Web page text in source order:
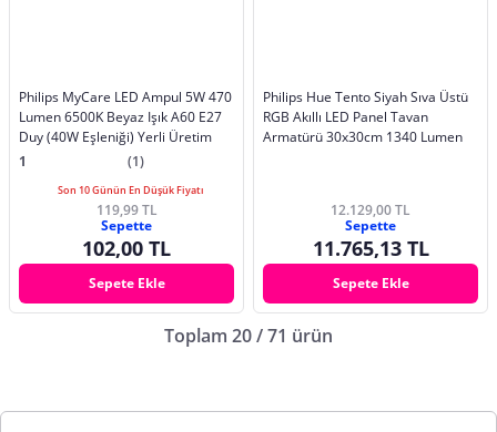
Philips MyCare LED Ampul 5W 470
Lumen 6500K Beyaz Işık A60 E27
Duy (40W Eşleniği) Yerli Üretim
1
(1)
Son 10 Günün En Düşük Fiyatı
119,99 TL
Sepette
102,00 TL
Sepete Ekle
Philips Hue Tento Siyah Sıva Üstü
RGB Akıllı LED Panel Tavan
Armatürü 30x30cm 1340 Lumen
12.129,00 TL
Sepette
11.765,13 TL
Sepete Ekle
Toplam 20 / 71 ürün